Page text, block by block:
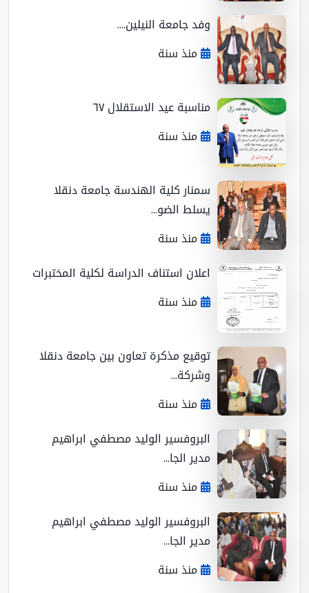
وفد جامعة النيلين....
منذ سنة
مناسبة عيد الاستقلال ٦٧
منذ سنة
سمنار كلية الهندسة جامعة دنقلا
يسلط الضو...
منذ سنة
اعلان استناف الدراسة لكلية المختبرات
منذ سنة
توقيع مذكرة تعاون بين جامعة دنقلا
وشركة...
منذ سنة
البروفسير الوليد مصطفي ابراهيم
مدير الجا...
منذ سنة
البروفسير الوليد مصطفي ابراهيم
مدير الجا...
منذ سنة